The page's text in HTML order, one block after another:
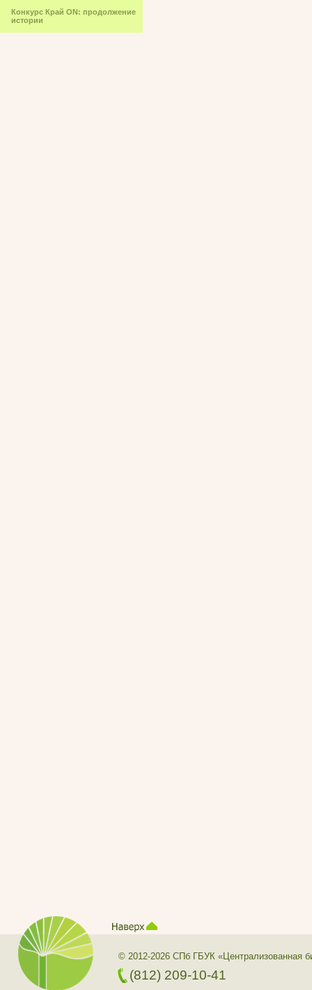
Конкурс Край ON: продолжение
истории
© 2012-2026 СПб ГБУК «Централизованная
(812) 209-10-41